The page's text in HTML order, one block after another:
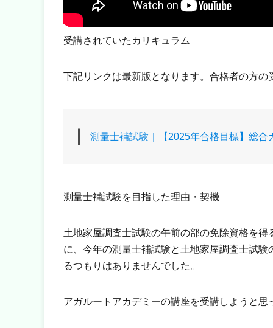
受講されていたカリキュラム
下記リンクは最新版となります。合格者の方の
測量士補試験｜【2025年合格目標】総合
測量士補試験を目指した理由・契機
土地家屋調査士試験の午前の部の免除資格を
に、今年の測量士補試験と土地家屋調査士試
るつもりはありませんでした。
アガルートアカデミーの講座を受講しようと思